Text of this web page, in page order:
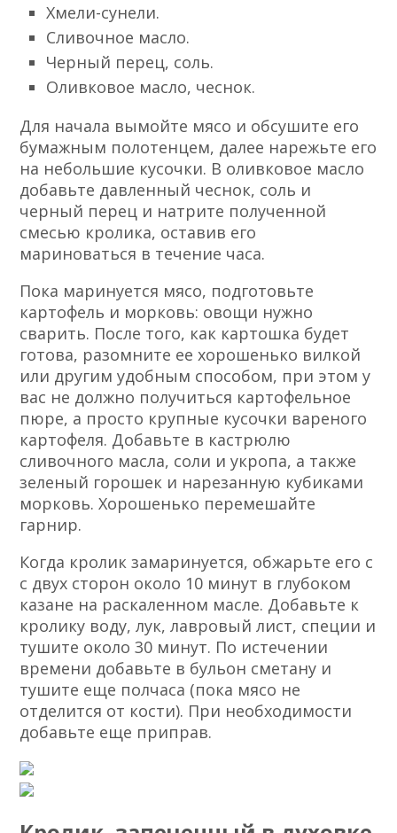
Хмели-сунели.
Сливочное масло.
Черный перец, соль.
Оливковое масло, чеснок.
Для начала вымойте мясо и обсушите его
бумажным полотенцем, далее нарежьте его
на небольшие кусочки. В оливковое масло
добавьте давленный чеснок, соль и
черный перец и натрите полученной
смесью кролика, оставив его
мариноваться в течение часа.
Пока маринуется мясо, подготовьте
картофель и морковь: овощи нужно
сварить. После того, как картошка будет
готова, разомните ее хорошенько вилкой
или другим удобным способом, при этом у
вас не должно получиться картофельное
пюре, а просто крупные кусочки вареного
картофеля. Добавьте в кастрюлю
сливочного масла, соли и укропа, а также
зеленый горошек и нарезанную кубиками
морковь. Хорошенько перемешайте
гарнир.
Когда кролик замаринуется, обжарьте его с
с двух сторон около 10 минут в глубоком
казане на раскаленном масле. Добавьте к
кролику воду, лук, лавровый лист, специи и
тушите около 30 минут. По истечении
времени добавьте в бульон сметану и
тушите еще полчаса (пока мясо не
отделится от кости). При необходимости
добавьте еще приправ.